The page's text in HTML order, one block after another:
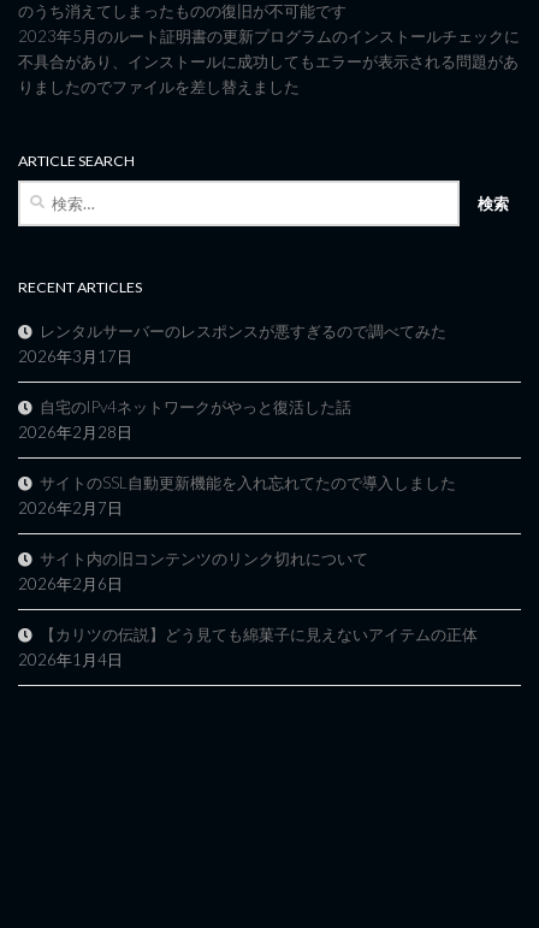
のうち消えてしまったものの復旧が不可能です
2023年5月のルート証明書の更新プログラムのインストールチェックに
不具合があり、インストールに成功してもエラーが表示される問題があ
りましたのでファイルを差し替えました
ARTICLE SEARCH
検
RECENT ARTICLES
レンタルサーバーのレスポンスが悪すぎるので調べてみた
2026年3月17日
自宅のIPv4ネットワークがやっと復活した話
2026年2月28日
サイトのSSL自動更新機能を入れ忘れてたので導入しました
2026年2月7日
サイト内の旧コンテンツのリンク切れについて
2026年2月6日
【カリツの伝説】どう見ても綿菓子に見えないアイテムの正体
2026年1月4日